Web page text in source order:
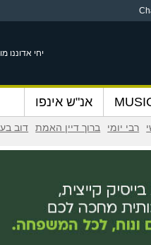
יחי אדוננו
אנ"ש אינפו
רבי יומי ברוך דיין האמת דוב